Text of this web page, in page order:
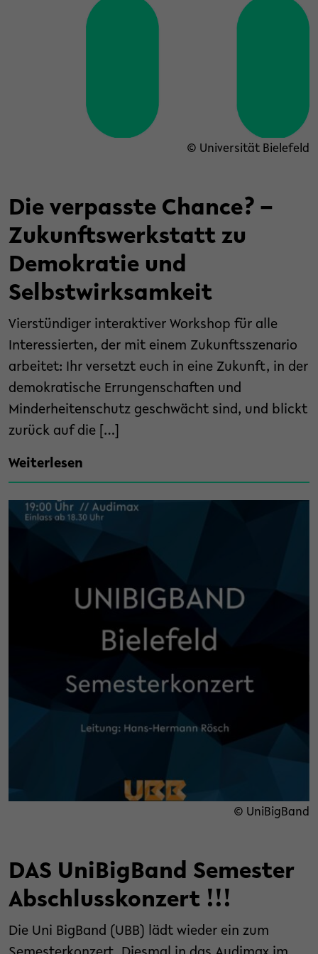
© Universität Bielefeld
Die verpasste Chance? –
Zukunftswerkstatt zu
Demokratie und
Selbstwirksamkeit
Vierstündiger interaktiver Workshop für alle
Interessierten, der mit einem Zukunftsszenario
arbeitet: Ihr versetzt euch in eine Zukunft, in der
demokratische Errungenschaften und
Minderheitenschutz geschwächt sind, und blickt
zurück auf die […]
Weiterlesen
© UniBigBand
DAS UniBigBand Semester
Abschlusskonzert !!!
Die Uni BigBand (UBB) lädt wieder ein zum